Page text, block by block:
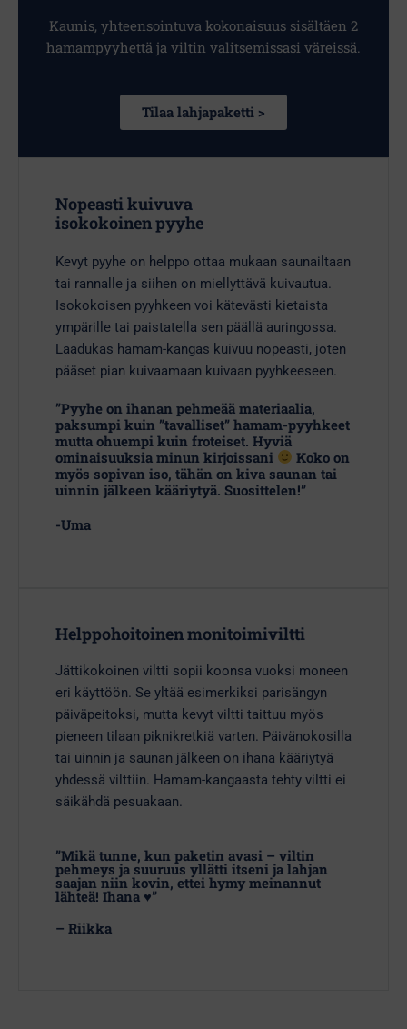
Kaunis, yhteensointuva kokonaisuus sisältäen 2
hamampyyhettä ja viltin valitsemissasi väreissä.
Tilaa lahjapaketti >
Nopeasti kuivuva
isokokoinen pyyhe
Kevyt pyyhe on helppo ottaa mukaan saunailtaan
tai rannalle ja siihen on miellyttävä kuivautua.
Isokokoisen pyyhkeen voi kätevästi kietaista
ympärille tai paistatella sen päällä auringossa.
Laadukas hamam-kangas kuivuu nopeasti, joten
pääset pian kuivaamaan kuivaan pyyhkeeseen.
”Pyyhe on ihanan pehmeää materiaalia,
paksumpi kuin ”tavalliset” hamam-pyyhkeet
mutta ohuempi kuin froteiset. Hyviä
ominaisuuksia minun kirjoissani
Koko on
myös sopivan iso, tähän on kiva saunan tai
uinnin jälkeen kääriytyä. Suosittelen!”
-Uma
Helppohoitoinen monitoimiviltti
Jättikokoinen viltti sopii koonsa vuoksi moneen
eri käyttöön. Se yltää esimerkiksi parisängyn
päiväpeitoksi, mutta kevyt viltti taittuu myös
pieneen tilaan piknikretkiä varten. Päivänokosilla
tai uinnin ja saunan jälkeen on ihana kääriytyä
yhdessä vilttiin. Hamam-kangaasta tehty viltti ei
säikähdä pesuakaan.
”Mikä tunne, kun paketin avasi – viltin
pehmeys ja suuruus yllätti itseni ja lahjan
saajan niin kovin, ettei hymy meinannut
lähteä! Ihana ♥️”
– Riikka